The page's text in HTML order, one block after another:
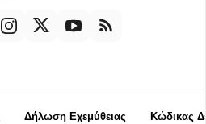
Δήλωση Εχεμύθειας Κώδικας